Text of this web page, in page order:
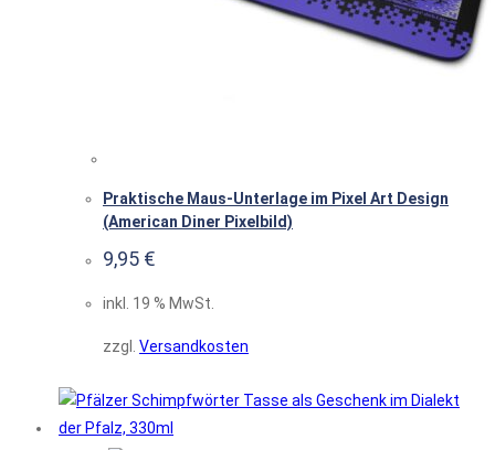
Praktische Maus-Unterlage im Pixel Art Design
(American Diner Pixelbild)
9,95 €
inkl. 19 % MwSt.
zzgl. Versandkosten